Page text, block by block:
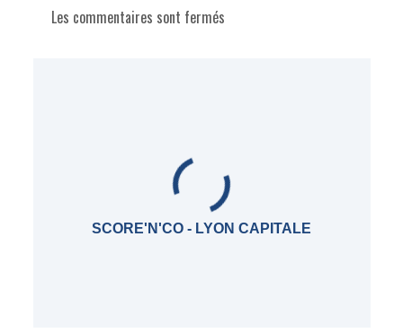
Les commentaires sont fermés
SCORE'N'CO - LYON CAPITALE